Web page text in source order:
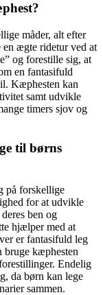
måder, alt efter
en ægte ridetur ved at
og forestille sig, at
en fantasifuld
Kæphesten kan
samt udvikle
timers sjov og
til børns
på forskellige
for at udvikle
ben og
hjælper med at
er fantasifuld leg
kæphesten
Endelig
da børn kan lege
sammen.